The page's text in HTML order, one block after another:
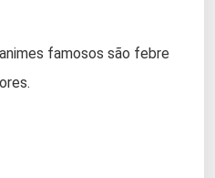
famosos são febre